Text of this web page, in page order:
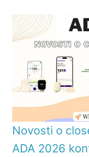
Novosti o
ADA 2026